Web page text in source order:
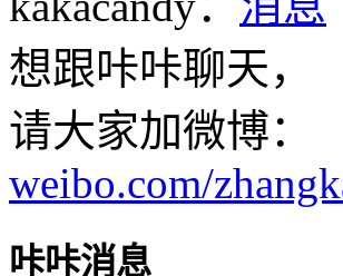
想跟咔咔聊天，
请大家加微博：
weibo.com/
咔咔消息